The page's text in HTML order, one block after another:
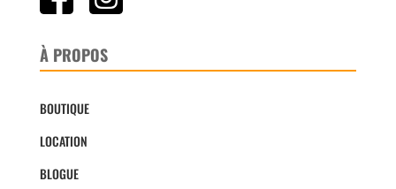
À PROPOS
BOUTIQUE
LOCATION
BLOGUE